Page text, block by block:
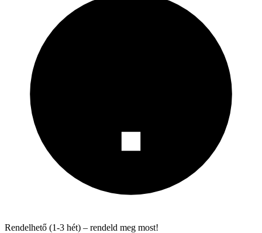
Rendelhető (1-3 hét) – rendeld meg most!